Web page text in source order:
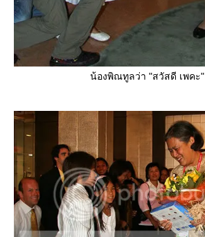
น้องพิณทูลว่า "สวัสดี เพคะ"